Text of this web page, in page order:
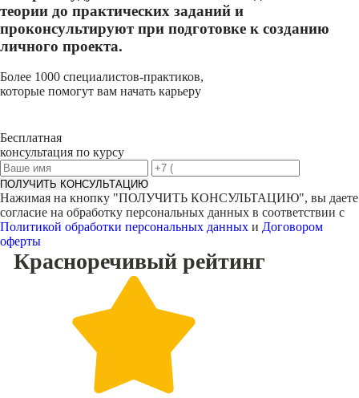
теории до практических заданий и
проконсультируют при подготовке к созданию
личного проекта.
Более 1000 специалистов-практиков,
которые помогут вам начать карьеру
Бесплатная
консультация по курсу
ПОЛУЧИТЬ КОНСУЛЬТАЦИЮ
Нажимая на кнопку "ПОЛУЧИТЬ КОНСУЛЬТАЦИЮ", вы даете
согласие на обработку персональных данных в соответствии с
Политикой обработки персональных данных и Договором
оферты
Красноречивый рейтинг